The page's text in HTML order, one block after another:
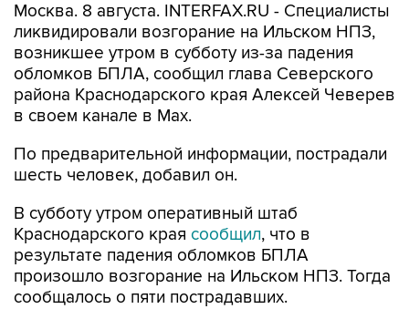
Москва. 8 августа. INTERFAX.RU - Специалисты
ликвидировали возгорание на Ильском НПЗ,
возникшее утром в субботу из-за падения
обломков БПЛА, сообщил глава Северского
района Краснодарского края Алексей Чеверев
в своем канале в Max.
По предварительной информации, пострадали
шесть человек, добавил он.
В субботу утром оперативный штаб
Краснодарского края сообщил, что в
результате падения обломков БПЛА
произошло возгорание на Ильском НПЗ. Тогда
сообщалось о пяти пострадавших.